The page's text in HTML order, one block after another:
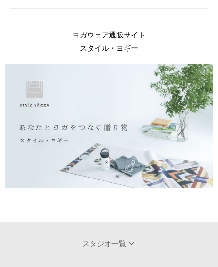
ヨガウェア通販サイト
スタイル・ヨギー
スタジオ一覧